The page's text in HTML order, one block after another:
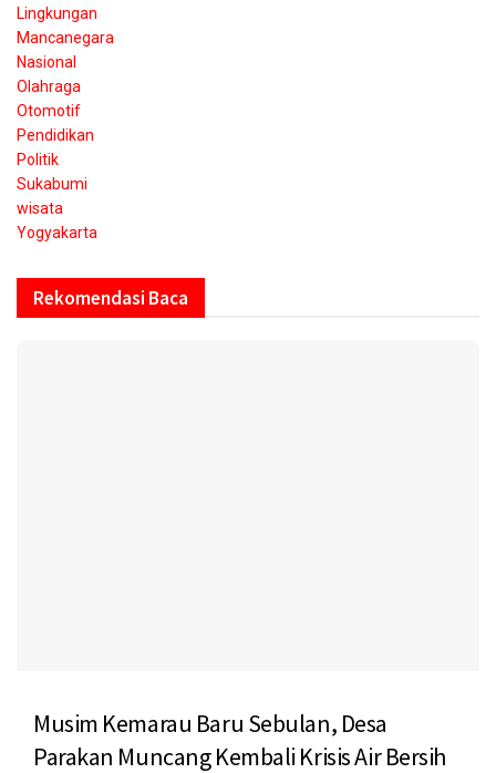
Lingkungan
Mancanegara
Nasional
Olahraga
Otomotif
Pendidikan
Politik
Sukabumi
wisata
Yogyakarta
Rekomendasi Baca
Musim Kemarau Baru Sebulan, Desa
Parakan Muncang Kembali Krisis Air Bersih